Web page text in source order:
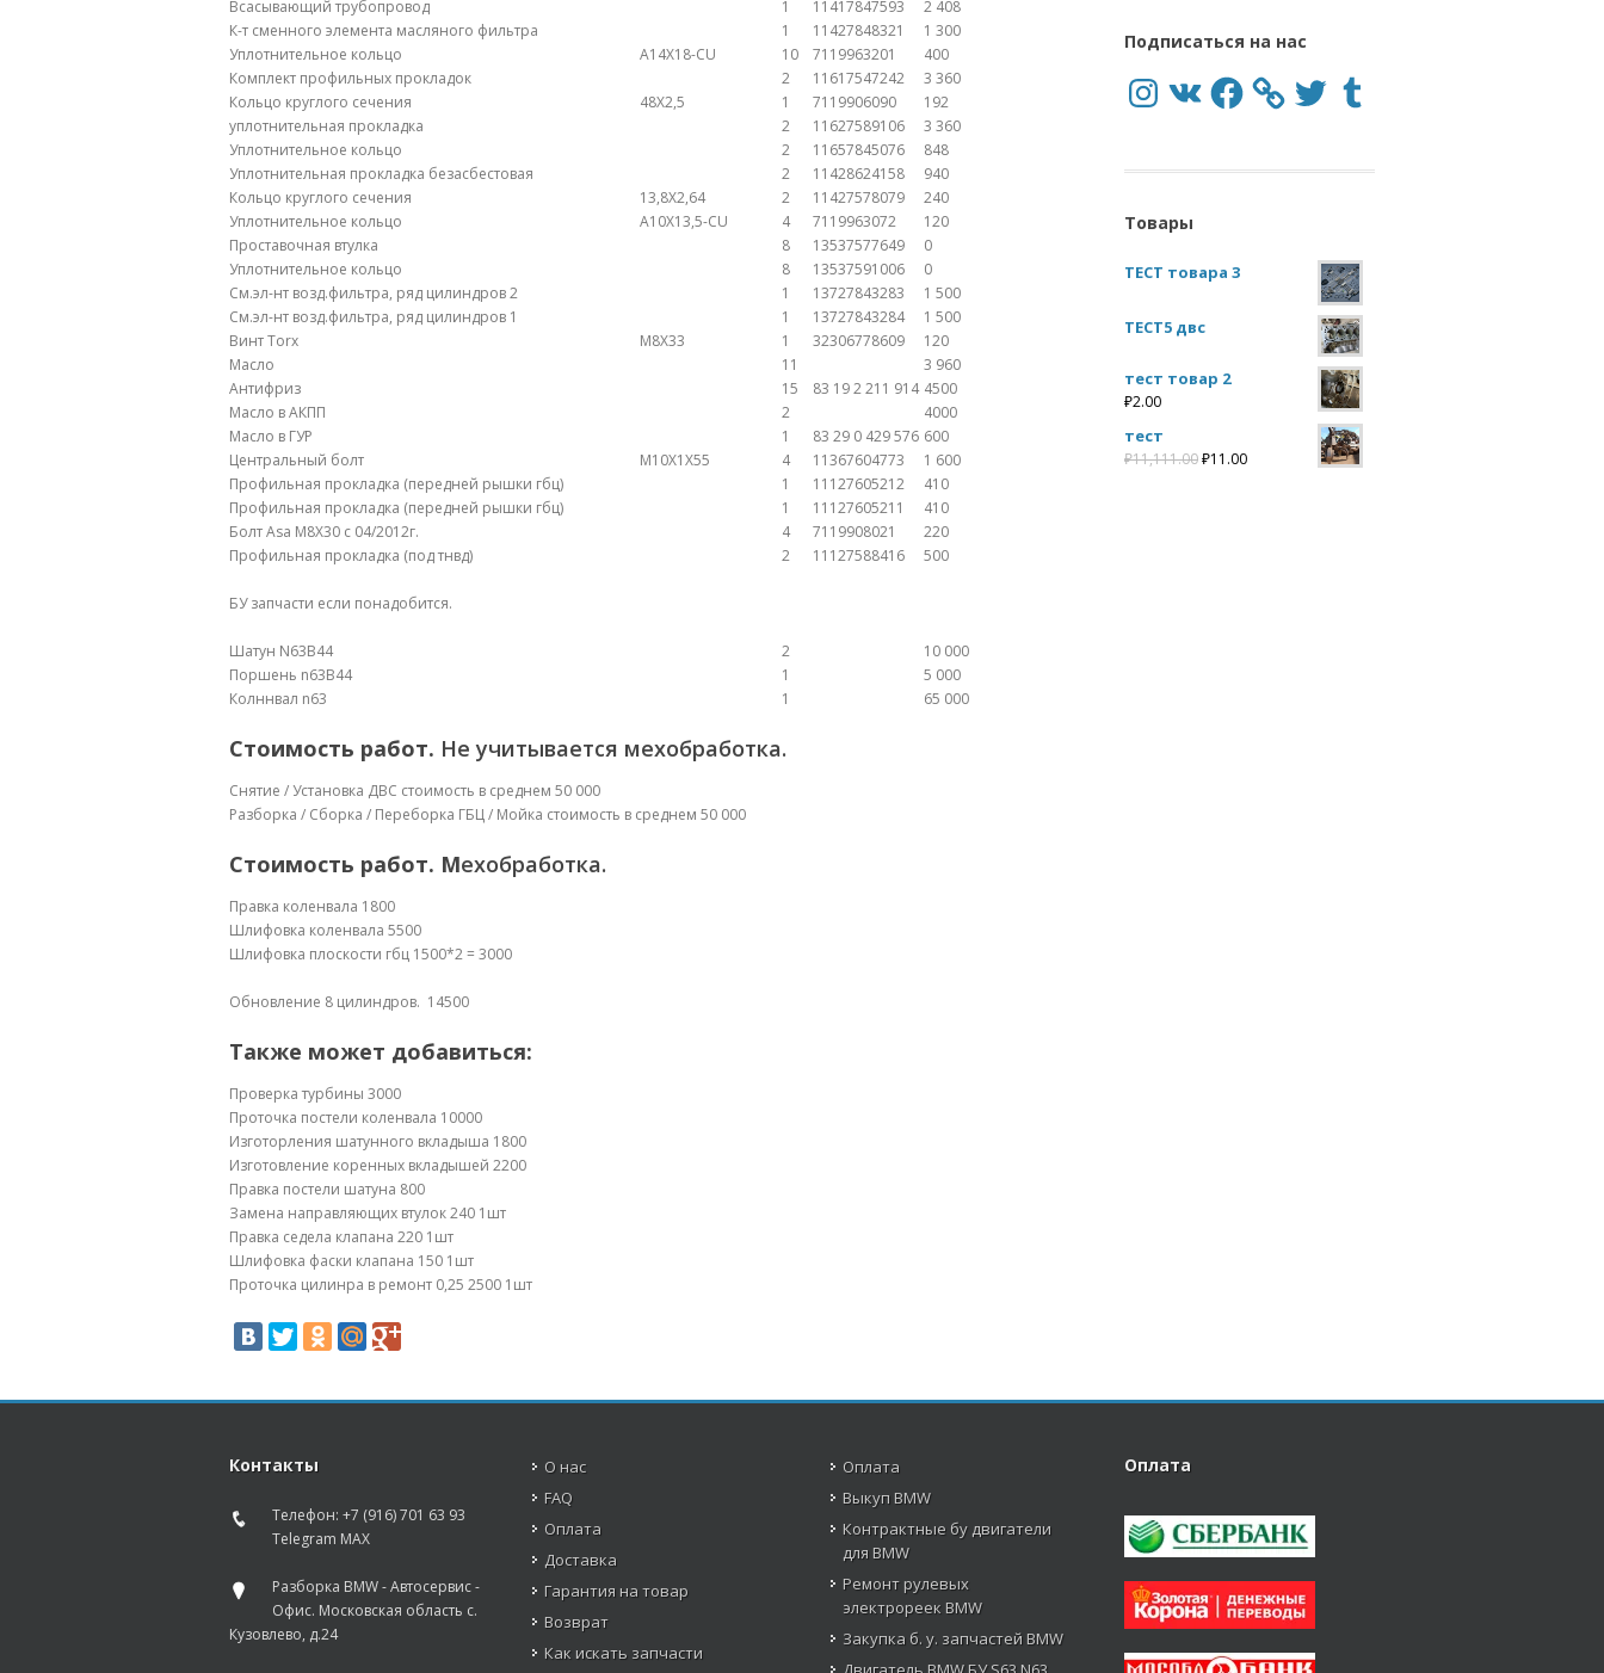
Всасывающий трубопровод
1 11417847593
2 408
К-т сменного элемента масляного фильтра
1 11427848321
1 300
Уплотнительное кольцо
A14X18-CU 10 7119963201
400
Комплект профильных прокладок
2 11617547242
3 360
Кольцо круглого сечения
48X2,5 1 7119906090
192
уплотнительная прокладка
2 11627589106
3 360
Уплотнительное кольцо
2 11657845076
848
Уплотнительная прокладка безасбестовая
2 11428624158
940
Кольцо круглого сечения
13,8X2,64 2 11427578079
240
Уплотнительное кольцо
A10X13,5-CU 4 7119963072
120
Проставочная втулка
8 13537577649
0
Уплотнительное кольцо
8 13537591006
0
См.эл-нт возд.фильтра, ряд цилиндров 2
1 13727843283
1 500
См.эл-нт возд.фильтра, ряд цилиндров 1
1 13727843284
1 500
Винт Torx
M8X33 1 32306778609
120
Масло
11
3 960
Антифриз
15 83 19 2 211 914 4500
Масло в АКПП
2
4000
Масло в ГУР
1 83 29 0 429 576 600
Центральный болт
M10X1X55 4 11367604773
1 600
Профильная прокладка (передней рышки гбц)
1 11127605212
410
Профильная прокладка (передней рышки гбц)
1 11127605211
410
Болт Asa M8X30 c 04/2012г.
4 7119908021
220
Профильная прокладка (под тнвд)
2 11127588416 500
БУ запчасти если понадобится.
Шатун N63B44 2
10 000
Поршень n63B44
1
5 000
Колннвал n63
1 65 000
Стоимость работ. Не учитывается мехобработка.
Снятие / Установка ДВС стоимость в среднем 50 000
Разборка / Сборка / Переборка ГБЦ / Мойка стоимость в среднем 50 000
Стоимость работ. Мехобработка.
Правка коленвала 1800
Шлифовка коленвала 5500
Шлифовка плоскости гбц 1500*2 = 3000
Обновление 8 цилиндров. 14500
Также может добавиться:
Проверка турбины 3000
Проточка постели коленвала 10000
Изготорления шатунного вкладыша 1800
Изготовление коренных вкладышей 2200
Правка постели шатуна 800
Замена направляющих втулок 240 1шт
Правка седела клапана 220 1шт
Шлифовка фаски клапана 150 1шт
Проточка цилинра в ремонт 0,25 2500 1шт
Подписаться на нас
Instagram
VK Facebook Twitter Tumblr
Товары
ТЕСТ товара 3
ТЕСТ5 двс
тест товар 2
₽2.00
тест
₽11,111.00₽11.00
Контакты
Телефон: +7 (916) 701 63 93
Telegram MAX
Разборка BMW - Автосервис -
Офис. Московская область с.
Кузовлево, д.24
О нас
FAQ
Оплата
Доставка
Гарантия на товар
Возврат
Как искать запчасти
Оплата
Выкуп BMW
Контрактные бу двигатели
для BMW
Ремонт рулевых
электрореек BMW
Закупка б. у. запчастей BMW
Оплата